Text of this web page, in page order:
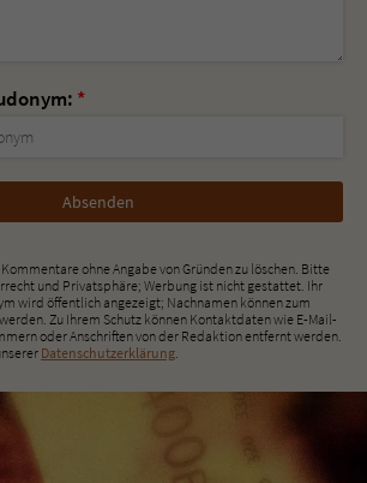
*
ohne Angabe von Gründen zu löschen. Bitte
und Privatsphäre; Werbung ist nicht gestattet. Ihr
wird öffentlich angezeigt; Nachnamen können zum
Zu Ihrem Schutz können Kontaktdaten wie E-Mail-
oder Anschriften von der Redaktion entfernt werden.
Datenschutzerklärung